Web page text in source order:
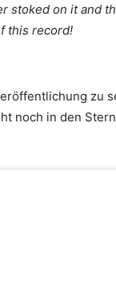
stoked on it and
this record!
zu
noch in den